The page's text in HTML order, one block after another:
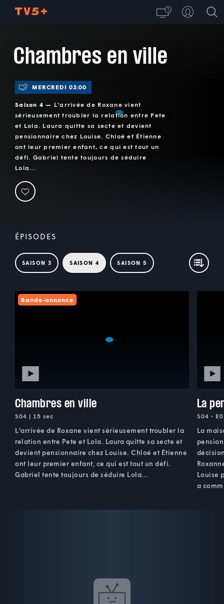
Chambres en ville
MERCREDI 03:00
Saison 4 — L'arrivée de Roxane vient
sérieusement troubler la relation entre Pete
et Lola. Laura quitte sa secte et devient
pensionnaire chez Louise. Chloé et Étienne
ont leur premier enfant, ce qui est tout un
défi. Gabriel tente toujours de séduire
Lola...
ÉPISODES
SAISON 3 SAISON 4 SAISON 5
Bande-annonce
Chambres en ville
S04 | 15 sec
L'arrivée de Roxane vient sérieusement troubler la
relation entre Pete et Lola. Laura quitte sa secte et
devient pensionnaire chez Louise. Chloé et Étienne
ont leur premier enfant, ce qui est tout un défi.
Gabriel tente toujours de séduire Lola...
La
S04 •
La
Louise
a